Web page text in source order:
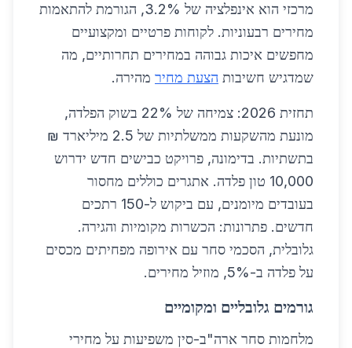
מרכזי הוא אינפלציה של 3.2%, הגורמת להתאמות
מחירים רבעוניות. לקוחות פרטיים ומקצועיים
מחפשים איכות גבוהה במחירים תחרותיים, מה
שמדגיש חשיבות הצעת מחיר מהירה.
תחזית 2026: צמיחה של 22% בשוק הפלדה,
מונעת מהשקעות ממשלתיות של 2.5 מיליארד ₪
בתשתיות. בדימונה, פרויקט כבישים חדש ידרוש
10,000 טון פלדה. אתגרים כוללים מחסור
בעובדים מיומנים, עם ביקוש ל-150 רתכים
חדשים. פתרונות: הכשרות מקומיות והגירה.
גלובלית, הסכמי סחר עם אירופה מפחיתים מכסים
על פלדה ב-5%, מוזיל מחירים.
גורמים גלובליים ומקומיים
מלחמות סחר ארה"ב-סין משפיעות על מחירי